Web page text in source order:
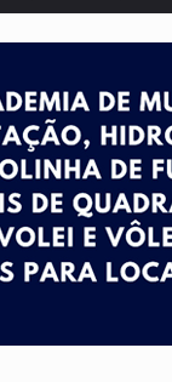
boato
de
Forças policiais
Flávio
esfaqueado no
Receita Federal